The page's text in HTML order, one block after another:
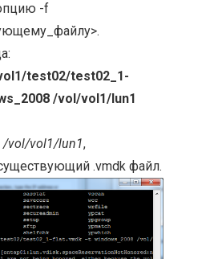
-f
test02/test02_1-
/vol/vol1/lun1
/vol/vol1/lun1,
.vmdk файл.